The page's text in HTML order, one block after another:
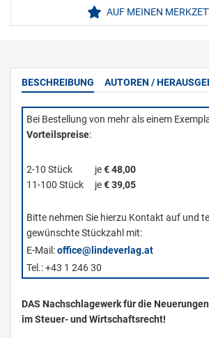
AUF MEINEN
BESCHREIBUNG AUTOREN /
Bei Bestellung von mehr als einem
Vorteilspreise:
2-10 Stück je€ 48,00
11-100 Stück
je€ 39,05
Bitte nehmen Sie hierzu Kontakt auf und
gewünschte Stückzahl mit:
E-Mail:office@lindeverlag.at
Tel.: +43 1 246 30
DAS Nachschlagewerk für die
im Steuer- und Wirtschaftsrecht!